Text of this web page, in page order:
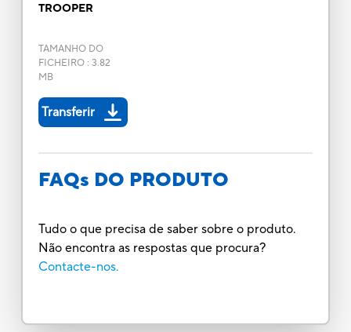
TROOPER
TAMANHO DO
FICHEIRO: 3.82
MB
Transferir
FAQs DO PRODUTO
Tudo o que precisa de saber sobre o produto.
Não encontra as respostas que procura?
Contacte-nos.